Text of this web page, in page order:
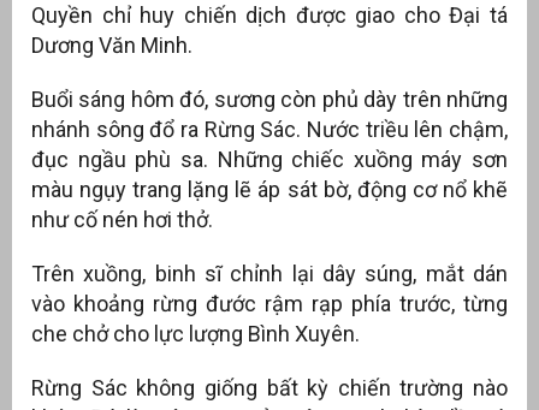
Quyền chỉ huy chiến dịch được giao cho Đại tá
Dương Văn Minh.
Buổi sáng hôm đó, sương còn phủ dày trên những
nhánh sông đổ ra Rừng Sác. Nước triều lên chậm,
đục ngầu phù sa. Những chiếc xuồng máy sơn
màu ngụy trang lặng lẽ áp sát bờ, động cơ nổ khẽ
như cố nén hơi thở.
Trên xuồng, binh sĩ chỉnh lại dây súng, mắt dán
vào khoảng rừng đước rậm rạp phía trước, từng
che chở cho lực lượng Bình Xuyên.
Rừng Sác không giống bất kỳ chiến trường nào